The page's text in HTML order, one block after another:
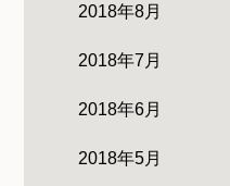
2018年8月
2018年7月
2018年6月
2018年5月